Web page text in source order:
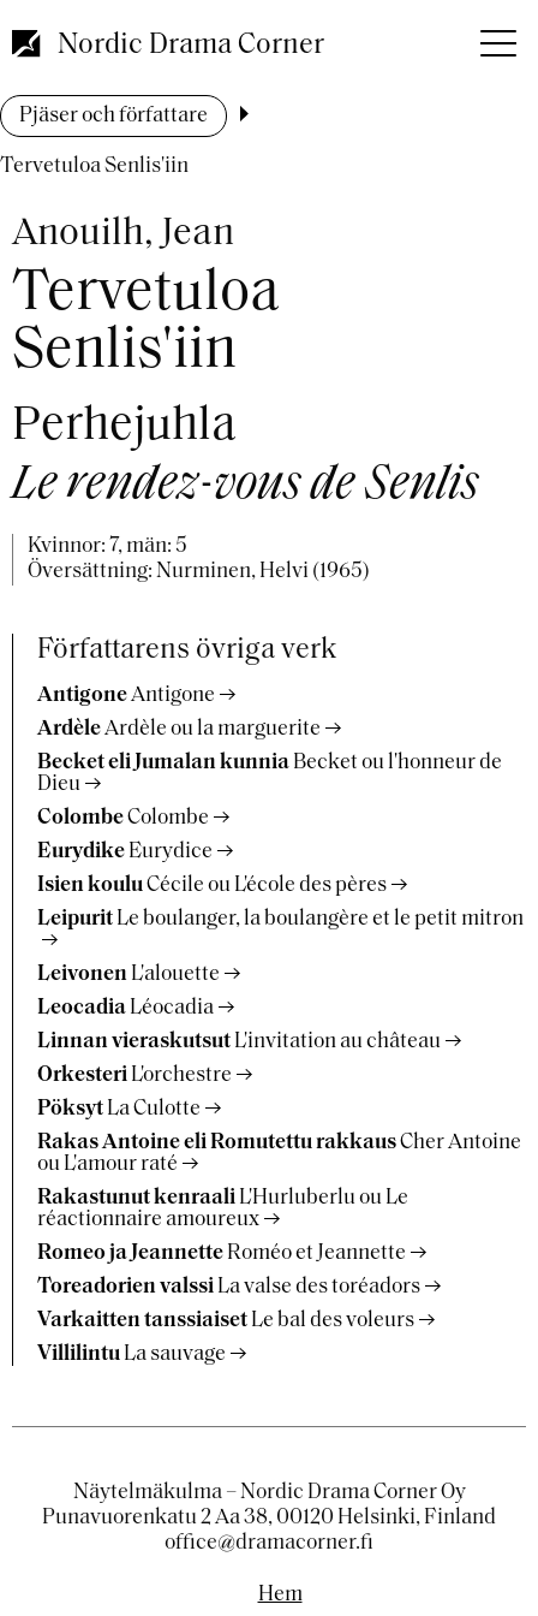
till
huvudinnehåll
Nordic Drama Corner
Länkstig
Pjäser och författare
Tervetuloa Senlis'iin
Anouilh, Jean
Tervetuloa
Senlis'iin
Perhejuhla
Le rendez-vous de Senlis
Kvinnor: 7, män: 5
Översättning: Nurminen, Helvi (1965)
Författarens övriga verk
AntigoneAntigone
ArdèleArdèle ou la marguerite
Becket eli Jumalan kunnia Becket ou l'honneur de
Dieu
ColombeColombe
Eurydike Eurydice
Isien kouluCécile ou L'école des pères
Leipurit Le boulanger, la boulangère et le petit mitron
Leivonen L'alouette
Leocadia Léocadia
Linnan vieraskutsut L'invitation au château
Orkesteri L'orchestre
Pöksyt La Culotte
Rakas Antoine eli Romutettu rakkausCher Antoine
ou L'amour raté
Rakastunut kenraali L'Hurluberlu ou Le
réactionnaire amoureux
Romeo ja Jeannette Roméo et Jeannette
Toreadorien valssi La valse des toréadors
Varkaitten tanssiaiset Le bal des voleurs
Villilintu La sauvage
Näytelmäkulma – Nordic Drama Corner Oy
Punavuorenkatu 2 Aa 38, 00120 Helsinki, Finland
office@dramacorner.fi
Hem